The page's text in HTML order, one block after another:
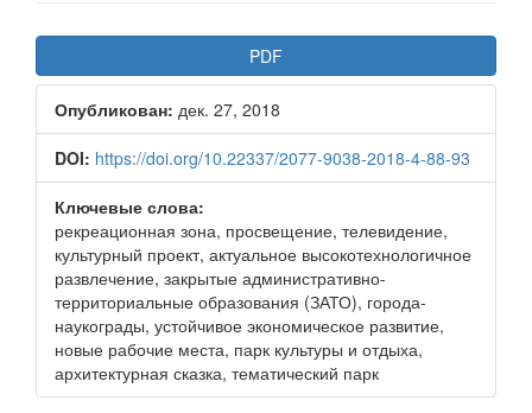
Боковая
панель
статьи
PDF
Опубликован: дек. 27, 2018
DOI: https://doi.org/10.22337/2077-9038-2018-4-88-93
Ключевые слова:
рекреационная зона, просвещение, телевидение,
культурный проект, актуальное высокотехнологичное
развлечение, закрытые административно-
территориальные образования (ЗАТО), города-
наукограды, устойчивое экономическое развитие,
новые рабочие места, парк культуры и отдыха,
архитектурная сказка, тематический парк